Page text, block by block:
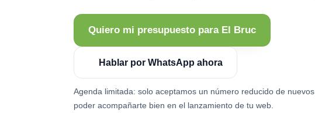
Quiero mi presupuesto para El Bruc
Hablar por WhatsApp ahora
Agenda limitada: solo aceptamos un número reducido de
poder acompañarte bien en el lanzamiento de tu web.